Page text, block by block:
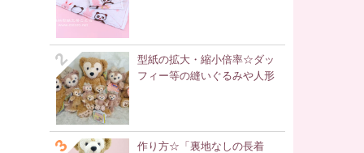
型紙の拡大・縮小倍率☆ダッ
フィー等の縫いぐるみや人形
作り方☆「裏地なしの長着